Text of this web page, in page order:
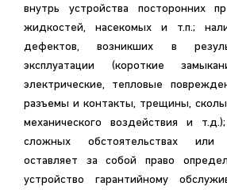
внутрь устройства посторонних
жидкостей, насекомых и т.п.; наличия в устройство
дефектов, возникших в
эксплуатации (короткие
электрические, тепловые
разъемы и контакты, трещины,
механического воздействия и т.д.); Производитель
сложных обстоятельствах или
оставляет за собой право
устройство гарантийному